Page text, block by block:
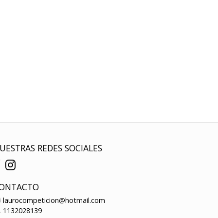
REDES SOCIALES
laurocompeticion@hotmail.com
1132028139